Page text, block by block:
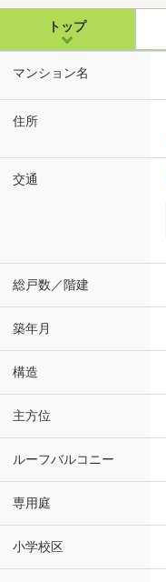
トップ
マンション名
住所
交通
総戸数／階建
築年月
構造
主方位
ルーフバルコニー
専用庭
小学校区